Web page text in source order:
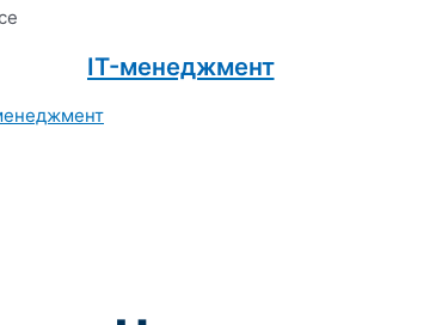
IT-менеджмент